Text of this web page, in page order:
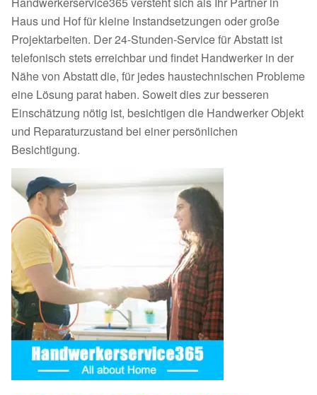
Haus und Hof für kleine Instandsetzungen oder große
Projektarbeiten. Der 24-Stunden-Service für Abstatt ist
telefonisch stets erreichbar und findet Handwerker in der
Nähe von Abstatt die, für jedes haustechnischen Probleme
eine Lösung parat haben. Soweit dies zur besseren
Einschätzung nötig ist, besichtigen die Handwerker Objekt
und Reparaturzustand bei einer persönlichen
Besichtigung.